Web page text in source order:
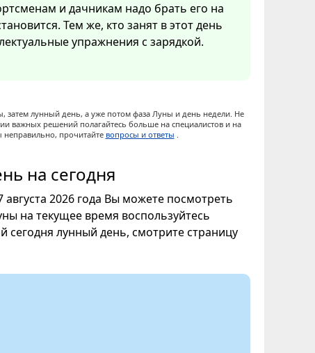
и дачникам надо брать его на
Тем же, кто занят в этот день
упражнения с зарядкой.
затем лунный день, а уже потом фаза Луны и день недели. Не
важных решений полагайтесь больше на специалистов и на
неправильно, прочитайте вопросы и ответы .
на сегодня
августа 2026 года Вы можете посмотреть
на текущее время воспользуйтесь
сегодня лунный день, смотрите страницу